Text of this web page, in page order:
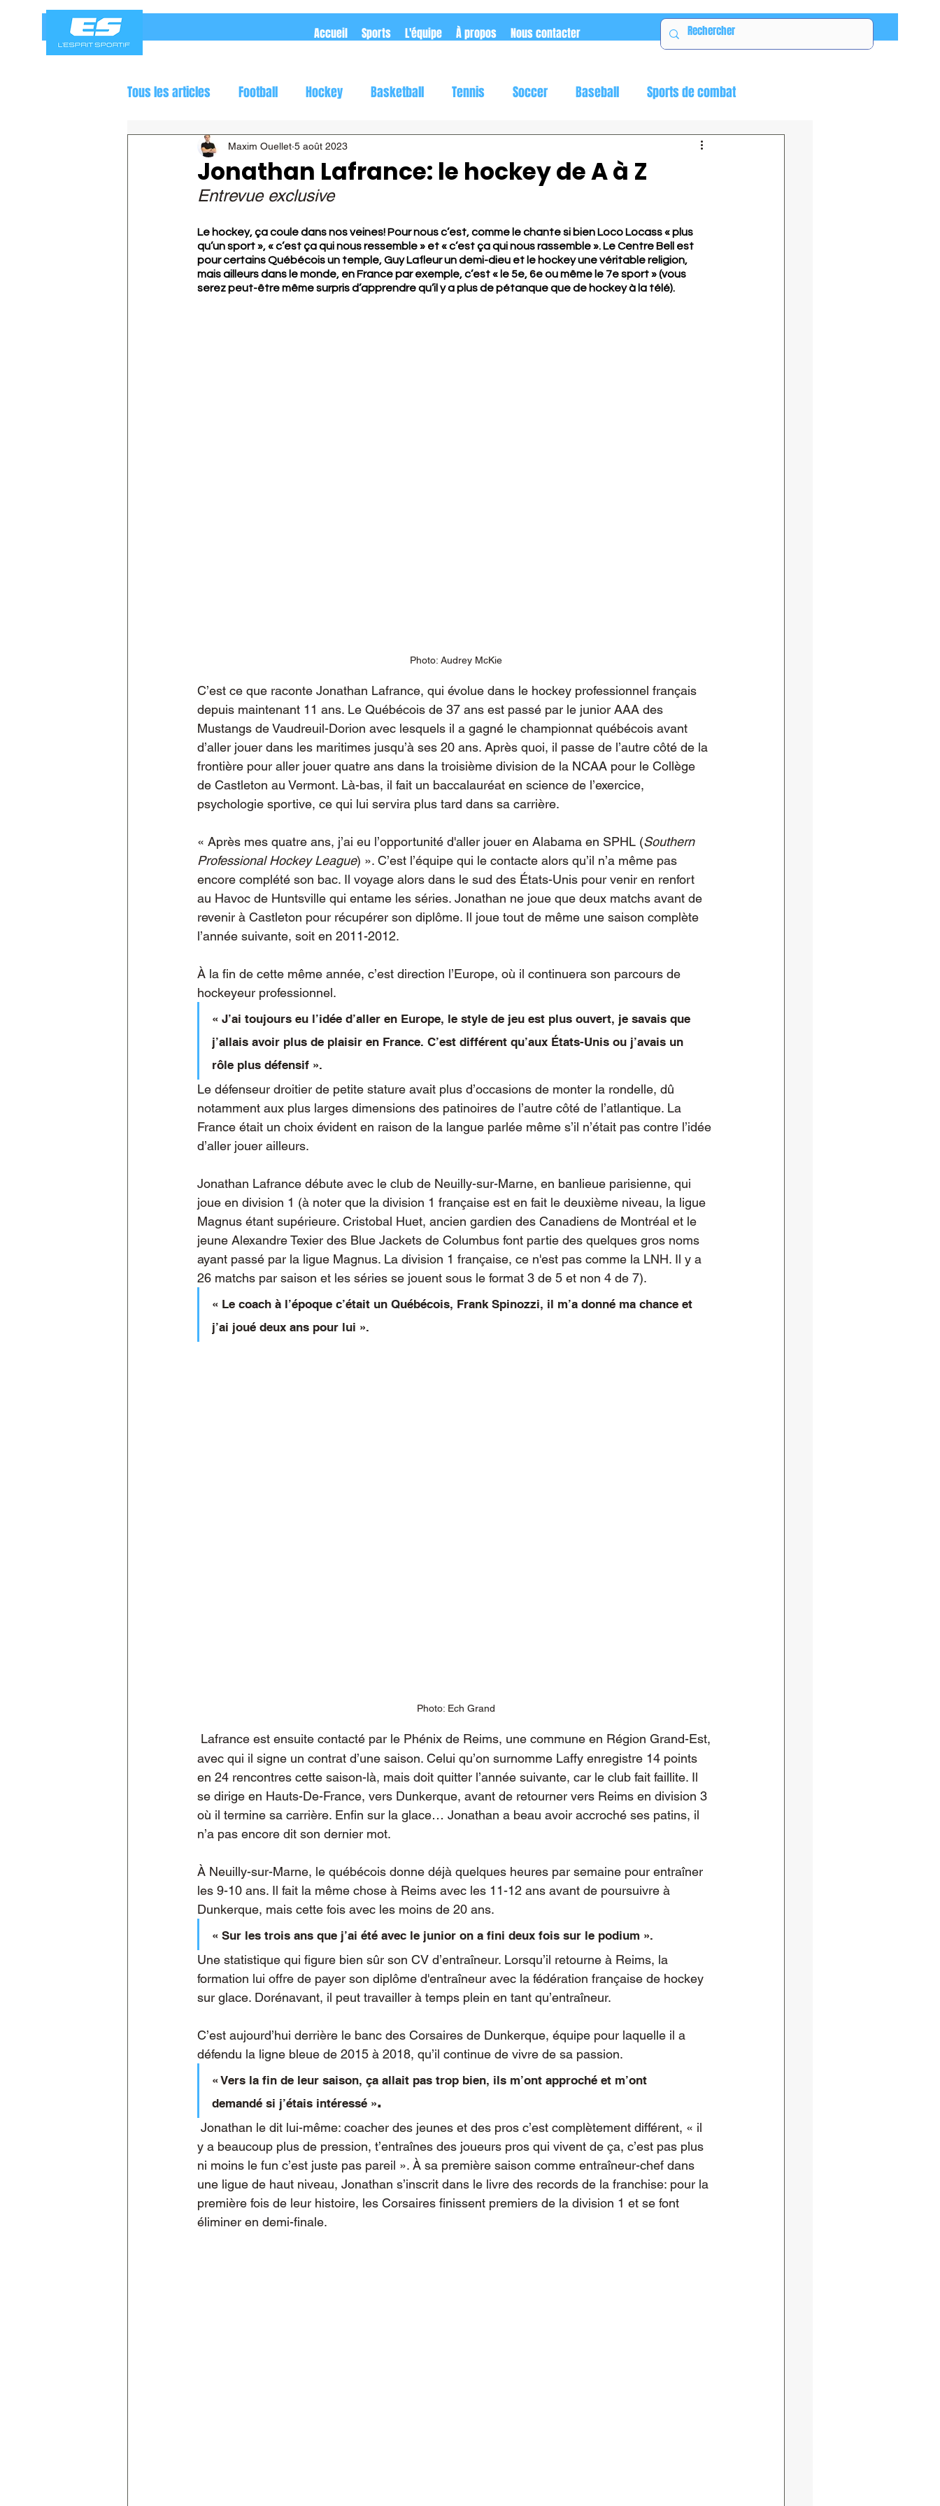
Accueil Sports L'équipe À propos Nous contacter
Tous les articles Football Hockey Basketball Tennis Soccer Baseball Sports de combat
Jeux olympiques Course automobile
Jonathan Lafrance: le hockey de A à Z
Maxim Ouellet 5 août 2023
Entrevue exclusive
Le hockey, ça coule dans nos veines! Pour nous c’est, comme le chante si bien Loco Locass « plus
qu’un sport », « c’est ça qui nous ressemble » et « c’est ça qui nous rassemble ». Le Centre Bell est
pour certains Québécois un temple, Guy Lafleur un demi-dieu et le hockey une véritable religion,
mais ailleurs dans le monde, en France par exemple, c’est « le 5e, 6e ou même le 7e sport » (vous
serez peut-être même surpris d’apprendre qu’il y a plus de pétanque que de hockey à la télé).
Photo: Audrey McKie
C’est ce que raconte Jonathan Lafrance, qui évolue dans le hockey professionnel français
depuis maintenant 11 ans. Le Québécois de 37 ans est passé par le junior AAA des
Mustangs de Vaudreuil-Dorion avec lesquels il a gagné le championnat québécois avant
d’aller jouer dans les maritimes jusqu’à ses 20 ans. Après quoi, il passe de l’autre côté de la
frontière pour aller jouer quatre ans dans la troisième division de la NCAA pour le Collège
de Castleton au Vermont. Là-bas, il fait un baccalauréat en science de l’exercice,
psychologie sportive, ce qui lui servira plus tard dans sa carrière.
« Après mes quatre ans, j’ai eu l’opportunité d'aller jouer en Alabama en SPHL (Southern
Professional Hockey League) ». C’est l’équipe qui le contacte alors qu’il n’a même pas
encore complété son bac. Il voyage alors dans le sud des États-Unis pour venir en renfort
au Havoc de Huntsville qui entame les séries. Jonathan ne joue que deux matchs avant de
revenir à Castleton pour récupérer son diplôme. Il joue tout de même une saison complète
l’année suivante, soit en 2011-2012.
À la fin de cette même année, c’est direction l’Europe, où il continuera son parcours de
hockeyeur professionnel.
« J’ai toujours eu l’idée d’aller en Europe, le style de jeu est plus ouvert, je savais que
j’allais avoir plus de plaisir en France. C’est différent qu’aux États-Unis ou j’avais un
rôle plus défensif ».
Le défenseur droitier de petite stature avait plus d’occasions de monter la rondelle, dû
notamment aux plus larges dimensions des patinoires de l’autre côté de l’atlantique. La
France était un choix évident en raison de la langue parlée même s’il n’était pas contre l’idée
d’aller jouer ailleurs.
Jonathan Lafrance débute avec le club de Neuilly-sur-Marne, en banlieue parisienne, qui
joue en division 1 (à noter que la division 1 française est en fait le deuxième niveau, la ligue
Magnus étant supérieure. Cristobal Huet, ancien gardien des Canadiens de Montréal et le
jeune Alexandre Texier des Blue Jackets de Columbus font partie des quelques gros noms
ayant passé par la ligue Magnus. La division 1 française, ce n'est pas comme la LNH. Il y a
26 matchs par saison et les séries se jouent sous le format 3 de 5 et non 4 de 7).
« Le coach à l’époque c’était un Québécois, Frank Spinozzi, il m’a donné ma chance et
j’ai joué deux ans pour lui ».
Photo: Ech Grand
Lafrance est ensuite contacté par le Phénix de Reims, une commune en Région Grand-Est,
avec qui il signe un contrat d’une saison. Celui qu’on surnomme Laffy enregistre 14 points
en 24 rencontres cette saison-là, mais doit quitter l’année suivante, car le club fait faillite. Il
se dirige en Hauts-De-France, vers Dunkerque, avant de retourner vers Reims en division 3
où il termine sa carrière. Enfin sur la glace… Jonathan a beau avoir accroché ses patins, il
n’a pas encore dit son dernier mot.
À Neuilly-sur-Marne, le québécois donne déjà quelques heures par semaine pour entraîner
les 9-10 ans. Il fait la même chose à Reims avec les 11-12 ans avant de poursuivre à
Dunkerque, mais cette fois avec les moins de 20 ans.
« Sur les trois ans que j’ai été avec le junior on a fini deux fois sur le podium ».
Une statistique qui figure bien sûr son CV d’entraîneur. Lorsqu’il retourne à Reims, la
formation lui offre de payer son diplôme d'entraîneur avec la fédération française de hockey
sur glace. Dorénavant, il peut travailler à temps plein en tant qu’entraîneur.
C’est aujourd’hui derrière le banc des Corsaires de Dunkerque, équipe pour laquelle il a
défendu la ligne bleue de 2015 à 2018, qu’il continue de vivre de sa passion.
« Vers la fin de leur saison, ça allait pas trop bien, ils m’ont approché et m’ont
demandé si j’étais intéressé ».
y a beaucoup plus de pression, t’entraînes des joueurs pros qui vivent de ça, c’est pas plus
ni moins le fun c’est juste pas pareil ». À sa première saison comme entraîneur-chef dans
une ligue de haut niveau, Jonathan s’inscrit dans le livre des records de la franchise: pour la
première fois de leur histoire, les Corsaires finissent premiers de la division 1 et se font
éliminer en demi-finale.